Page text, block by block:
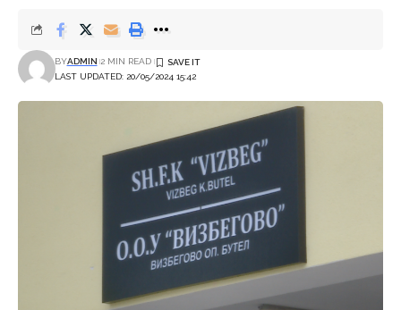
LAST UPDATED: 20/05/2024 15:42
BYADMIN 2 MIN READ